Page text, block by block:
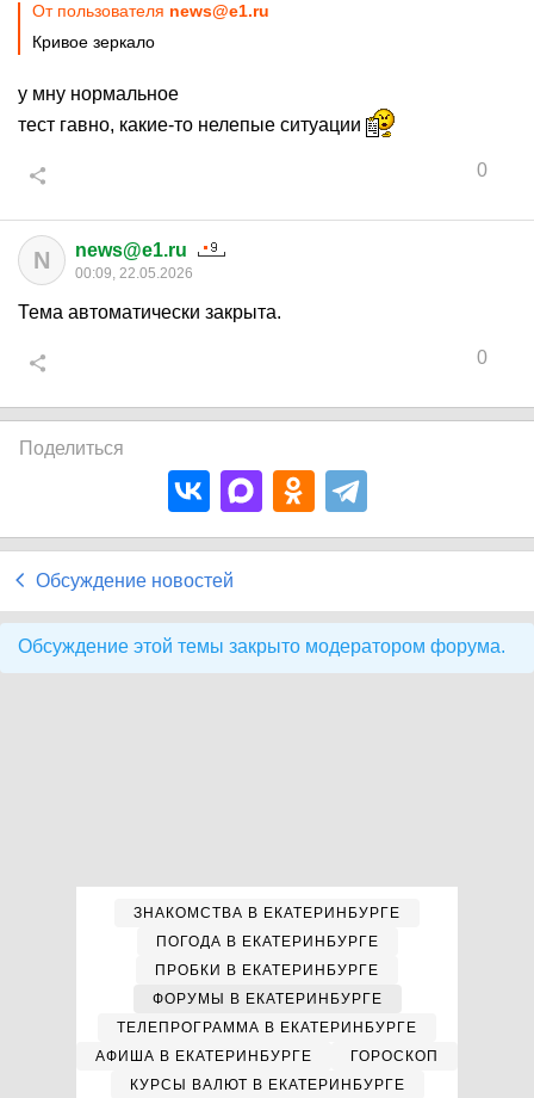
От пользователя news@e1.ru
Кривое зеркало
у мну нормальное
тест гавно, какие-то нелепые ситуации
0
N news@e1.ru
00:09, 22.05.2026
Тема автоматически закрыта.
0
Поделиться
Обсуждение новостей
Обсуждение этой темы закрыто модератором форума.
ЗНАКОМСТВА В ЕКАТЕРИНБУРГЕ
ПОГОДА В ЕКАТЕРИНБУРГЕ
ПРОБКИ В ЕКАТЕРИНБУРГЕ
ФОРУМЫ В ЕКАТЕРИНБУРГЕ
ТЕЛЕПРОГРАММА В ЕКАТЕРИНБУРГЕ
АФИША В ЕКАТЕРИНБУРГЕ
ГОРОСКОП
КУРСЫ ВАЛЮТ В ЕКАТЕРИНБУРГЕ